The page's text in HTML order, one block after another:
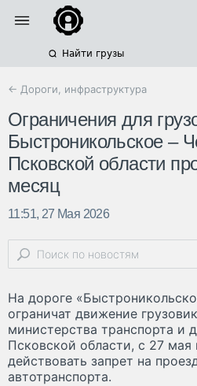
Найти грузы
← Дороги, инфраструктура
Ограничения для
Быстроникольское –
Псковской области
месяц
11:51, 27 Мая 2026
На дороге
ограничат движение
министерства транспорта и
Псковской области, с 27
действовать запрет на
автотранспорта.